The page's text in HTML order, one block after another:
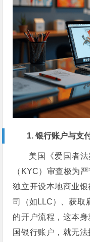
1. 银行账户与支
美国《爱国者
（KYC）审查极为
独立开设本地商业
司（如LLC）、获取
的开户流程，这本
国银行账户，就无